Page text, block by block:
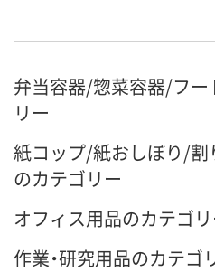
弁当容器/惣菜容器/フー
リー
紙コップ/紙おしぼり/
のカテゴリー
オフィス用品のカテゴ
作業・研究用品のカテゴ